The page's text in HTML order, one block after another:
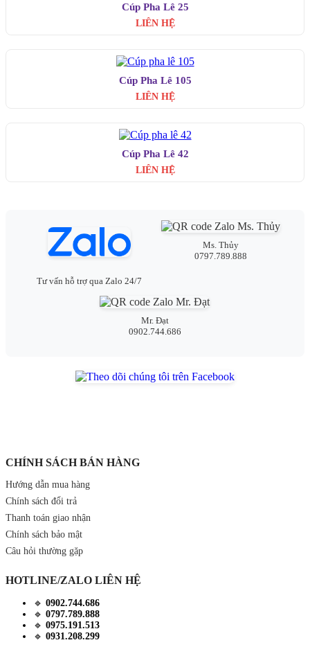
Cúp Pha Lê 25
LIÊN HỆ
Cúp Pha Lê 105
LIÊN HỆ
Cúp Pha Lê 42
LIÊN HỆ
Tư vấn hỗ trợ qua Zalo 24/7
Ms. Thủy
0797.789.888
Mr. Đạt
0902.744.686
CHÍNH SÁCH BÁN HÀNG
Hướng dẫn mua hàng
Chính sách đổi trả
Thanh toán giao nhận
Chính sách bảo mật
Câu hỏi thường gặp
HOTLINE/ZALO LIÊN HỆ
🔹 0902.744.686
🔹 0797.789.888
🔹 0975.191.513
🔹 0931.208.299